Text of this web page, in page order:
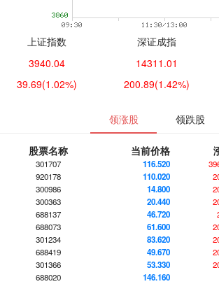
上证指数
3940.04
39.69(1.02%)
深证成指
14311.01
200.89(1.42%)
领涨股 领跌股
股票名称 当前价格
301707 116.520
920178
110.020
300986
14.800
300363
20.440
688137
46.720
688073
61.600
301234
83.620
688419
49.670
301366
53.330
688020
146.160